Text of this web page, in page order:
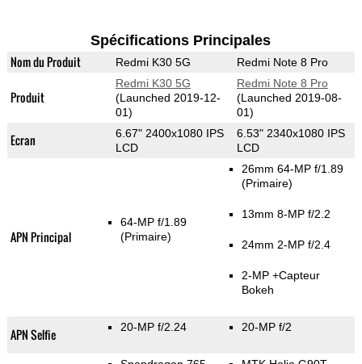
Spécifications Principales
Nom du Produit Redmi K30 5G Redmi Note 8 Pro
Produit
Redmi K30 5G
(Launched 2019-12-
01)
Redmi Note 8 Pro
(Launched 2019-08-
01)
Ecran
6.67" 2400x1080 IPS
LCD
6.53" 2340x1080 IPS
LCD
APN Principal
64-MP f/1.89
(Primaire)
26mm 64-MP f/1.89
(Primaire)
13mm 8-MP f/2.2
24mm 2-MP f/2.4
2-MP +Capteur
Bokeh
APN Selfie 20-MP f/2.24 20-MP f/2